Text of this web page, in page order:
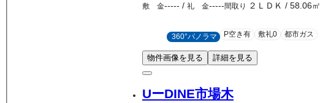
敷 金----- / 礼 金-----間取り ２ＬＤＫ / 58.06㎡
360°パノラマ P空き有 敷礼0 都市ガス
物件画像を見る 詳細を見る
UーDINE市場木